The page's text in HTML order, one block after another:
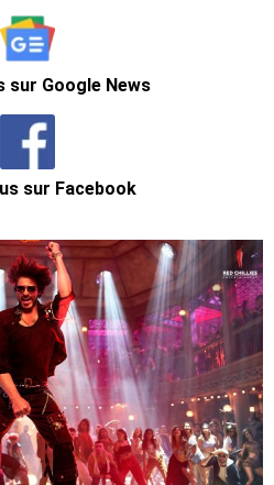
sur Google News
sur Facebook